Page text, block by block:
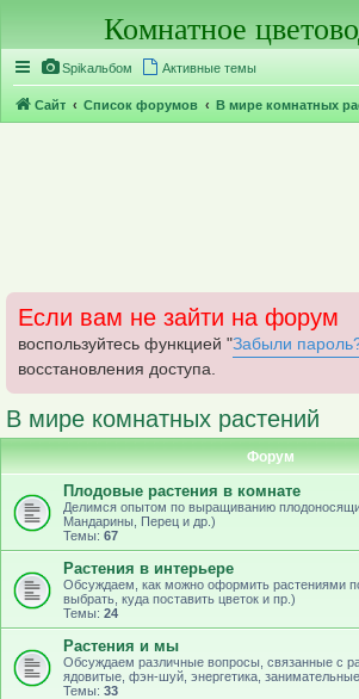
Комнатное
Spikальбом Активные темы
Сайт Список форумов В мире комнатных
Если вам не зайти на форум
воспользуйтесь функцией "Забыли
восстановления доступа.
В мире комнатных растений
Форум
Плодовые растения в комнате
Делимся опытом по выращиванию
Мандарины, Перец и др.)
Темы: 67
Растения в интерьере
Обсуждаем, как можно оформить растениями
выбрать, куда поставить цветок и пр.)
Темы: 24
Растения и мы
Обсуждаем различные вопросы, связанные с
ядовитые, фэн-шуй, энергетика,
Темы: 33